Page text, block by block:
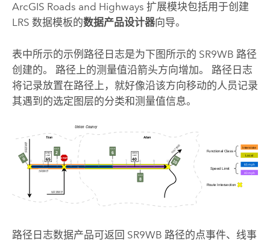
ArcGIS Roads and Highways 扩展模块包括用于创建
LRS 数据模板的数据产品设计器向导。
表中所示的示例路径日志是为下图所示的 SR9WB 路径
创建的。 路径上的测量值沿箭头方向增加。 路径日志
将记录放置在路径上，就好像沿该方向移动的人员记录
其遇到的选定图层的分类和测量值信息。
路径日志数据产品可返回 SR9WB 路径的点事件、线事